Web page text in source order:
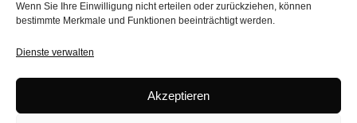
Wenn Sie Ihre Einwilligung nicht erteilen oder zurückziehen, können
bestimmte Merkmale und Funktionen beeinträchtigt werden.
Dienste verwalten
Akzeptieren